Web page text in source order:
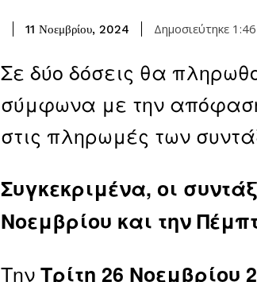
11 Νοεμβρίου, 2024 Δημοσιεύτηκε
Σε δύο δόσεις θα
σύμφωνα με την
στις πληρωμές των
Συγκεκριμένα, οι
Νοεμβρίου και την
ΤηνΤρίτη 26 Νοεμβρίου